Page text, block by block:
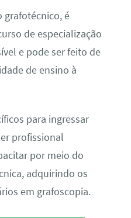
grafotécnico, é
de especialização
e pode ser feito de
de ensino à
para ingressar
profissional
por meio do
adquirindo os
em grafoscopia.